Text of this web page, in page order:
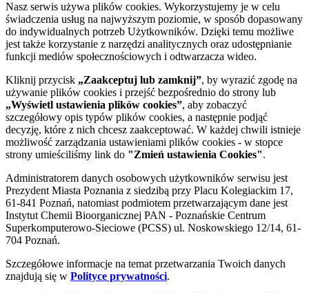
Nasz serwis używa plików cookies. Wykorzystujemy je w celu
świadczenia usług na najwyższym poziomie, w sposób dopasowany
do indywidualnych potrzeb Użytkowników. Dzięki temu możliwe
jest także korzystanie z narzędzi analitycznych oraz udostępnianie
funkcji mediów społecznościowych i odtwarzacza wideo.
Kliknij przycisk „Zaakceptuj lub zamknij”, by wyrazić zgodę na
używanie plików cookies i przejść bezpośrednio do strony lub
„Wyświetl ustawienia plików cookies”, aby zobaczyć
szczegółowy opis typów plików cookies, a następnie podjąć
decyzję, które z nich chcesz zaakceptować. W każdej chwili istnieje
możliwość zarządzania ustawieniami plików cookies - w stopce
strony umieściliśmy link do "Zmień ustawienia Cookies".
Administratorem danych osobowych użytkowników serwisu jest
Prezydent Miasta Poznania z siedzibą przy Placu Kolegiackim 17,
61-841 Poznań, natomiast podmiotem przetwarzającym dane jest
Instytut Chemii Bioorganicznej PAN - Poznańskie Centrum
Superkomputerowo-Sieciowe (PCSS) ul. Noskowskiego 12/14, 61-
704 Poznań.
Szczegółowe informacje na temat przetwarzania Twoich danych
znajdują się w Polityce prywatności.